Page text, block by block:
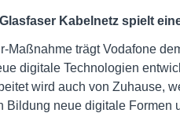
Kabelnetz spielt
Maßnahme trägt Vodafone
digitale Technologien
wird auch von Zuhause,
Bildung neue digitale Formen